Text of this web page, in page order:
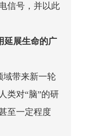
信号，并以此
延展生命的广
域带来新一轮
类对“脑”的研
至一定程度